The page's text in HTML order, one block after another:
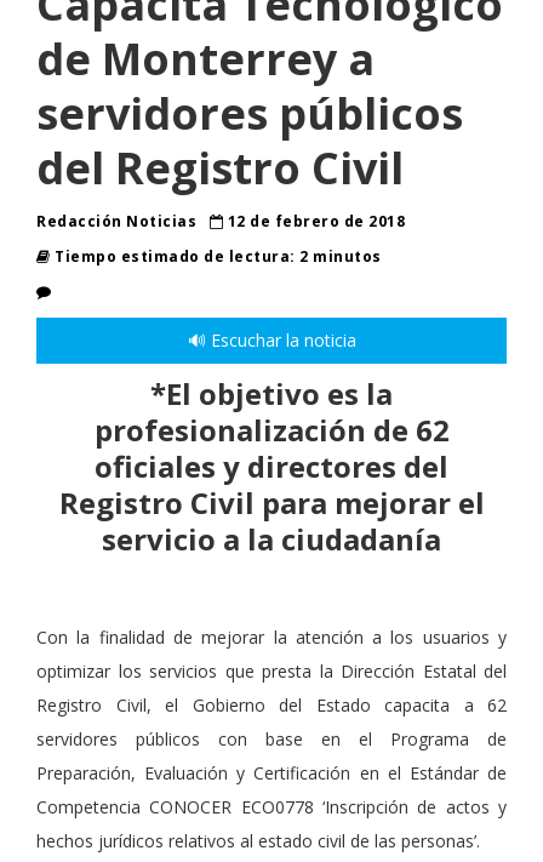
de Monterrey a
servidores públicos
del Registro Civil
Redacción Noticias
12 de febrero de 2018
Tiempo estimado de lectura: 2 minutos
🔊 Escuchar la noticia
*El objetivo es la
profesionalización de 62
oficiales y directores del
Registro Civil para mejorar el
servicio a la ciudadanía
Con la finalidad de mejorar la atención a los usuarios y
optimizar los servicios que presta la Dirección Estatal del
Registro Civil, el Gobierno del Estado capacita a 62
servidores públicos con base en el Programa de
Preparación, Evaluación y Certificación en el Estándar de
Competencia CONOCER ECO0778 ‘Inscripción de actos y
hechos jurídicos relativos al estado civil de las personas’.